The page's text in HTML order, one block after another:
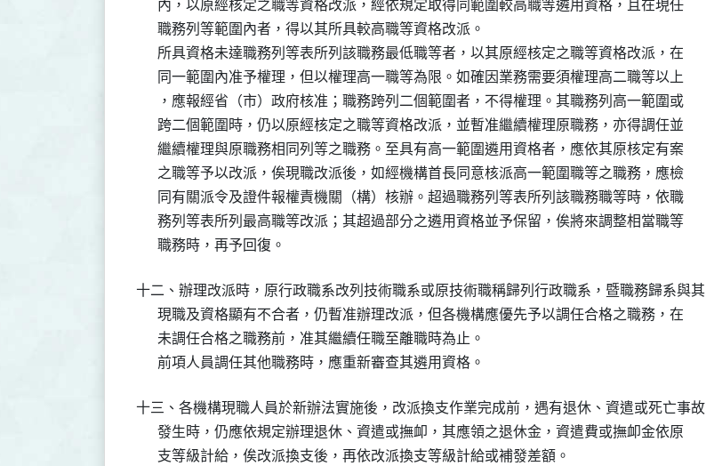
      內，以原經核定之職等資格改派，經依規定取得同範圍較高職等遴用資格，且在現任
      職務列等範圍內者，得以其所具較高職等資格改派。
      所具資格未達職務列等表所列該職務最低職等者，以其原經核定之職等資格改派，在
      同一範圍內准予權理，但以權理高一職等為限。如確因業務需要須權理高二職等以上
      ，應報經省（市）政府核准；職務跨列二個範圍者，不得權理。其職務列高一範圍或
      跨二個範圍時，仍以原經核定之職等資格改派，並暫准繼續權理原職務，亦得調任並
      繼續權理與原職務相同列等之職務。至具有高一範圍遴用資格者，應依其原核定有案
      之職等予以改派，俟現職改派後，如經機構首長同意核派高一範圍職等之職務，應檢
      同有關派令及證件報權責機關（構）核辦。超過職務列等表所列該職務職等時，依職
      務列等表所列最高職等改派；其超過部分之遴用資格並予保留，俟將來調整相當職等
      職務時，再予回復。
十二、辦理改派時，原行政職系改列技術職系或原技術職稱歸列行政職系，暨職務歸系與其
      現職及資格顯有不合者，仍暫准辦理改派，但各機構應優先予以調任合格之職務，在
      未調任合格之職務前，准其繼續任職至離職時為止。
十三、各機構現職人員於新辦法實施後，改派換支作業完成前，遇有退休、資遣或死亡事故
      發生時，仍應依規定辦理退休、資遣或撫卹，其應領之退休金，資遣費或撫卹金依原
      支等級計給，俟改派換支後，再依改派換支等級計給或補發差額。